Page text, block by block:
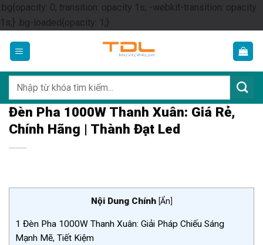
.bg{opacity: 0; transition: opacity 1s; -webkit-transition: opacity
1s;} .bg-loaded{opacity: 1;}Skip
content
kiếm:
Đèn Pha 1000W Thanh Xuân: Giá Rẻ,
Chính Hãng | Thành Đạt Led
Nội Dung Chính [Ẩn]
1 Đèn Pha 1000W Thanh Xuân: Giải Pháp Chiếu Sáng
Mạnh Mẽ, Tiết Kiệm